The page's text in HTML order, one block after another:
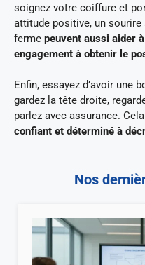
soignez votre coiffure et
attitude positive, un
ferme peuvent aussi aider
engagement à obtenir le
Enfin, essayez d’avoir une
gardez la tête droite,
parlez avec assurance.
confiant et déterminé à
Nos